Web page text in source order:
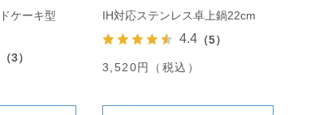
ケーキ型
（3）
IH対応ステンレス卓上鍋22cm
4.4 （5）
3,520円（税込）